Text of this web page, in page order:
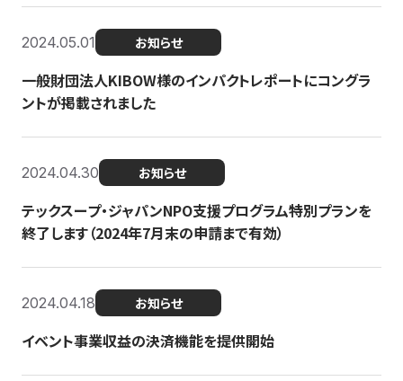
2024.05.01 お知らせ
一般財団法人KIBOW様のインパクトレポートにコングラ
ントが掲載されました
2024.04.30 お知らせ
テックスープ・ジャパンNPO支援プログラム特別プランを
終了します（2024年7月末の申請まで有効）
2024.04.18 お知らせ
イベント事業収益の決済機能を提供開始